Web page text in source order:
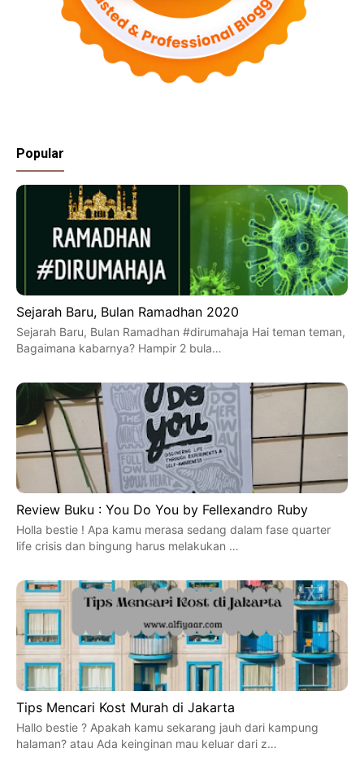
Popular
Sejarah Baru, Bulan Ramadhan 2020
Sejarah Baru, Bulan Ramadhan #dirumahaja Hai teman teman,
Bagaimana kabarnya? Hampir 2 bula…
Review Buku : You Do You by Fellexandro Ruby
Holla bestie ! Apa kamu merasa sedang dalam fase quarter
life crisis dan bingung harus melakukan …
Tips Mencari Kost Murah di Jakarta
Hallo bestie ? Apakah kamu sekarang jauh dari kampung
halaman? atau Ada keinginan mau keluar dari z…